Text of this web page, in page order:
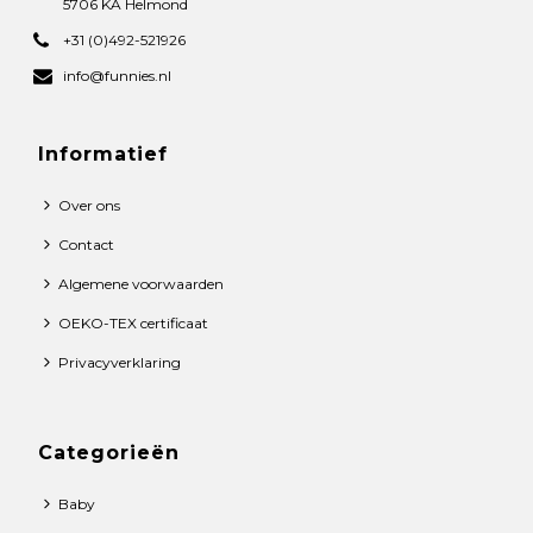
5706 KA Helmond
+31 (0)492-521926
info@funnies.nl
Informatief
Over ons
Contact
Algemene voorwaarden
OEKO-TEX certificaat
Privacyverklaring
Categorieën
Baby